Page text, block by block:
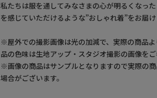
私たちは服を通してみなさまの心が明るくなっ
を感じていただけるような”おしゃれ着”をお届け
※屋外での撮影画像は光の加減で、実際の商品
品の色味は生地アップ・スタジオ撮影の画像をご
※画像の商品はサンプルとなりますので実際の
場合がございます。